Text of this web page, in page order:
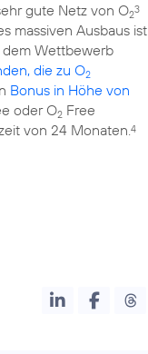
gute Netz von O23
massiven Ausbaus ist
Wettbewerb
die zu O2
Bonus in Höhe von
oder O2Free
von 24 Monaten.4